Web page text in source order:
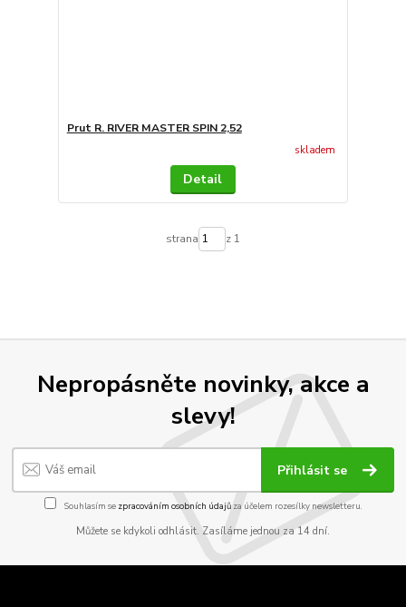
Prut R. RIVER MASTER SPIN 2,52
skladem
Detail
strana z 1
Nepropásněte novinky, akce a
slevy!
Přihlásit se
Souhlasím se zpracováním osobních údajůza účelem rozesílky newsletteru.
Můžete se kdykoli odhlásit. Zasíláme jednou za 14 dní.